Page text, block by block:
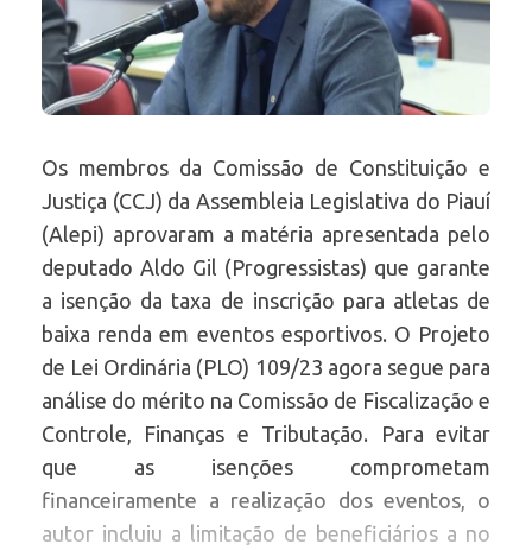
Os membros da Comissão de Constituição e
Justiça (CCJ) da Assembleia Legislativa do Piauí
(Alepi) aprovaram a matéria apresentada pelo
deputado Aldo Gil (Progressistas) que garante
a isenção da taxa de inscrição para atletas de
baixa renda em eventos esportivos. O Projeto
de Lei Ordinária (PLO) 109/23 agora segue para
análise do mérito na Comissão de Fiscalização e
Controle, Finanças e Tributação. Para evitar
que as isenções comprometam
financeiramente a realização dos eventos, o
autor incluiu a limitação de beneficiários a no